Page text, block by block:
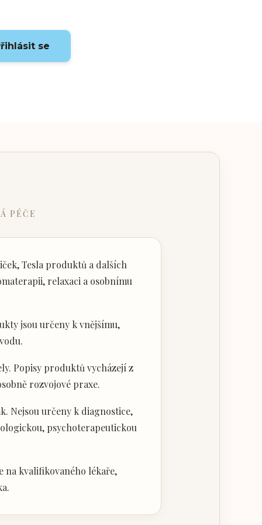
se
PÉČE
Tesla produktů a dalších
relaxaci a osobnímu
jsou určeny k vnějšímu,
Popisy produktů vycházejí z
rozvojové praxe.
Nejsou určeny k diagnostice,
psychoterapeutickou
na kvalifikovaného lékaře,